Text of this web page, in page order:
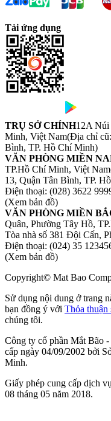
Tải ứng dụng
TRỤ SỞ CHÍNH12A Núi
Minh, Việt Nam(Địa chỉ
Bình, TP. Hồ Chí Minh)
VĂN PHÒNG MIỀN
TP.Hồ Chí Minh, Việt Nam
13, Quận Tân Bình, TP.
Điện thoại: (028) 3622
(Xem bản đồ)
VĂN PHÒNG MIỀN
Quân, Phường Tây Hồ,
Tòa nhà số 381 Đội Cấn,
Điện thoại: (024) 35
(Xem bản đồ)
Copyright© Mat Bao
Sử dụng nội dung ở trang
bạn đồng ý với Thỏa thuận
chúng tôi.
Công ty cổ phần Mắt Bão
cấp ngày 04/09/2002 bởi
Minh.
Giấy phép cung cấp dịch
08 tháng 05 năm 2018.